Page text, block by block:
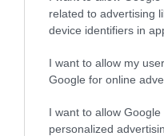
related to advertising
device identifiers in
I want to allow my
Google for online
I want to allow
personalized
Megosztás: Facebook
Címkék: egészség
Korábbi bejegyzések